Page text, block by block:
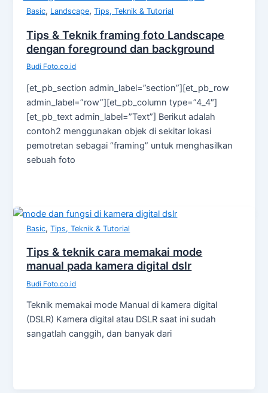
Basic, Landscape,Tips, Teknik & Tutorial
Tips & Teknik framing foto Landscape
dengan foreground dan background
Budi Foto.co.id
[et_pb_section admin_label=”section”][et_pb_row
admin_label=”row”][et_pb_column type=”4_4″]
[et_pb_text admin_label=”Text”] Berikut adalah
contoh2 menggunakan objek di sekitar lokasi
pemotretan sebagai “framing” untuk menghasilkan
sebuah foto
Basic,Tips, Teknik & Tutorial
Tips & teknik cara memakai mode
manual pada kamera digital dslr
Budi Foto.co.id
Teknik memakai mode Manual di kamera digital
(DSLR) Kamera digital atau DSLR saat ini sudah
sangatlah canggih, dan banyak dari